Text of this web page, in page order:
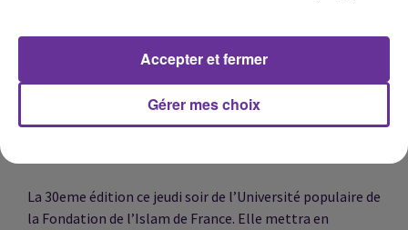
Maroc. Comment la présence de l’extrême droite pour la
perçue. nous écouterons le journaliste et universitaire
La 30eme édition ce jeudi soirde l’Université populaire de
la Fondation de l’Islam de France. Elle mettra en
Gérer mes choix
Accepter et fermer